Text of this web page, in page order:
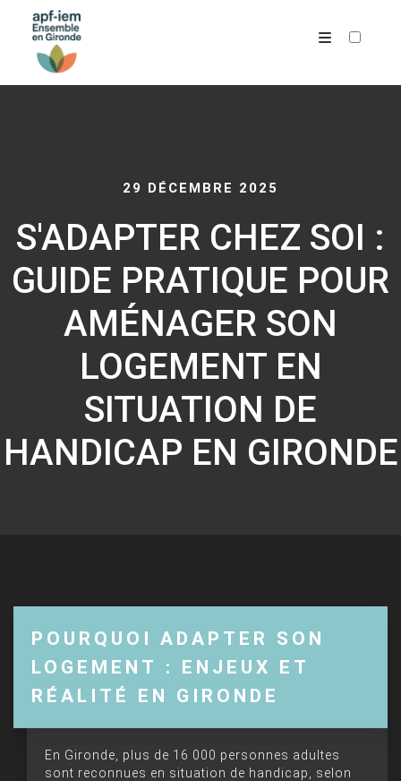
29 DÉCEMBRE 2025
S'ADAPTER CHEZ SOI :
GUIDE PRATIQUE POUR
AMÉNAGER SON
LOGEMENT EN
SITUATION DE
HANDICAP EN GIRONDE
POURQUOI ADAPTER SON
LOGEMENT : ENJEUX ET
RÉALITÉ EN GIRONDE
En Gironde, plus de 16 000 personnes adultes
sont reconnues en situation de handicap, selon